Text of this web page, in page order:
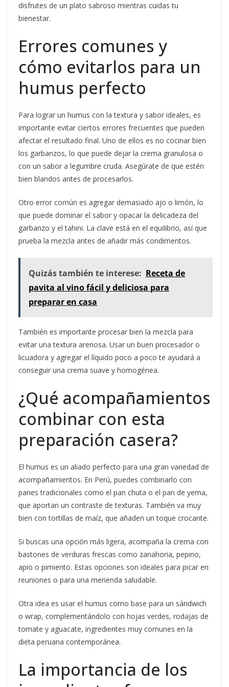
disfrutes de un plato sabroso mientras cuidas tu
bienestar.
Errores comunes y
cómo evitarlos para un
humus perfecto
Para lograr un humus con la textura y sabor ideales, es
importante evitar ciertos errores frecuentes que pueden
afectar el resultado final. Uno de ellos es no cocinar bien
los garbanzos, lo que puede dejar la crema granulosa o
con un sabor a legumbre cruda. Asegúrate de que estén
bien blandos antes de procesarlos.
Otro error común es agregar demasiado ajo o limón, lo
que puede dominar el sabor y opacar la delicadeza del
garbanzo y el tahini. La clave está en el equilibrio, así que
prueba la mezcla antes de añadir más condimentos.
Quizás también te interese: Receta de
pavita al vino fácil y deliciosa para
preparar en casa
También es importante procesar bien la mezcla para
evitar una textura arenosa. Usar un buen procesador o
licuadora y agregar el líquido poco a poco te ayudará a
conseguir una crema suave y homogénea.
¿Qué acompañamientos
combinar con esta
preparación casera?
El humus es un aliado perfecto para una gran variedad de
acompañamientos. En Perú, puedes combinarlo con
panes tradicionales como el pan chuta o el pan de yema,
que aportan un contraste de texturas. También va muy
bien con tortillas de maíz, que añaden un toque crocante.
Si buscas una opción más ligera, acompaña la crema con
bastones de verduras frescas como zanahoria, pepino,
apio o pimiento. Estas opciones son ideales para picar en
reuniones o para una merienda saludable.
Otra idea es usar el humus como base para un sándwich
o wrap, complementándolo con hojas verdes, rodajas de
tomate y aguacate, ingredientes muy comunes en la
dieta peruana contemporánea.
La importancia de los